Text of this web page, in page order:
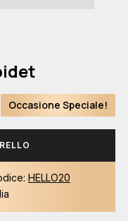
Occasione Speciale!
HELLO20